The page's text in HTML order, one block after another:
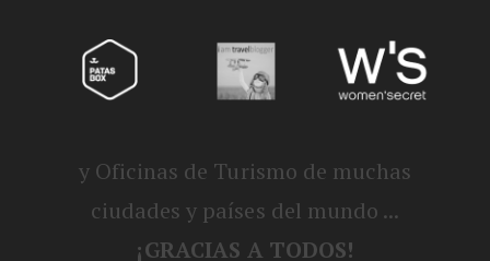
y Oficinas de Turismo de muchas
ciudades y países del mundo ...
¡GRACIAS A TODOS!